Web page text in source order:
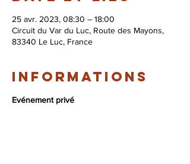
25 avr. 2023, 08:30 – 18:00
Circuit du Var du Luc, Route des Mayons,
83340 Le Luc, France
Informations
Evénement privé